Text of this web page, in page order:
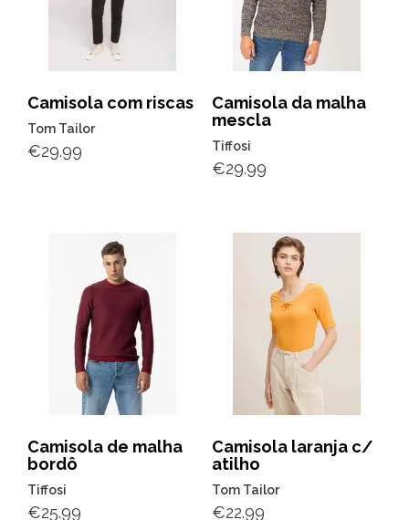
Camisola com riscas
Tom Tailor
€29.99
Camisola da malha
mescla
Tiffosi
€29.99
Camisola de malha
bordô
Tiffosi
€25.99
Camisola laranja c/
atilho
Tom Tailor
€22.99